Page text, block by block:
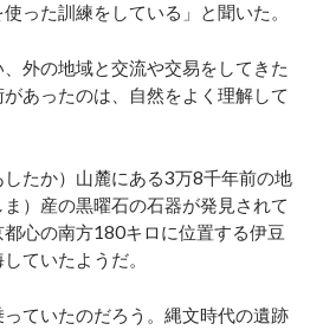
った訓練をしている」と聞いた。
外の地域と交流や交易をしてきた
あったのは、自然をよく理解して
たか）山麓にある3万8千年前の地
）産の黒曜石の石器が発見されて
心の南方180キロに位置する伊豆
ていたようだ。
ていたのだろう。縄文時代の遺跡